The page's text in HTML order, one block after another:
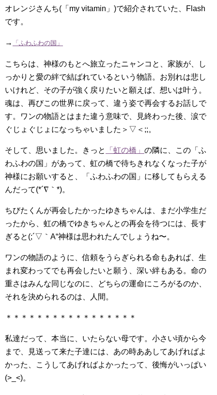
オレンジさんち(「my vitamin」)で紹介されていた、Flash
です。
→ 「ふわふわの国」
こちらは、神様のもとへ旅立ったニャンコと、家族が、し
っかりと愛の絆で結ばれているという物語。お別れは悲し
いけれど、その子が強く戻りたいと願えば、想いは叶う。
魂は、再びこの世界に戻って、違う姿で再会するお話しで
す。ワンの物語とはまた違う意味で、見終わった後、涙で
ぐじょぐじょになっちゃいました＞▽＜;;。
そして、思いました。きっと 「虹の橋」 の隣に、この「ふ
わふわの国」があって、虹の橋で待ちきれなくなった子が
神様にお願いすると、「ふわふわの国」に移してもらえる
んだって(*´∇｀*)。
ちびたくんが再会したかったゆきちゃんは、まだ小学生だ
ったから、虹の橋でゆきちゃんとの再会を待つには、長す
ぎると(;´▽｀A“神様は思われたんでしょうね〜。
ワンの物語のように、信頼をうらぎられる命もあれば、生
まれ変わってでも再会したいと願う、深い絆もある。命の
重さはみんな同じなのに、どちらの運命にころがるのか、
それを決められるのは、人間。
＊＊＊＊＊＊＊＊＊＊＊＊＊＊＊＊＊
私達だって、本当に、いたらない母です。小さい頃から今
まで、見送って来た子達には、あの時ああしてあげればよ
かった、こうしてあげればよかったって、後悔がいっぱい
(>_<)。